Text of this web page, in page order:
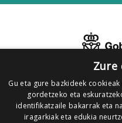
Zure
Gu eta gure bazkideek
gordetzeko eta
identifikatzaile bakarrak eta
iragarkiak eta edukia